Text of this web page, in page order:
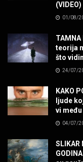
Miss
(VIDEO)
01/08/
TAMNA
teorija
što
24/07/
KAKO
ljude
vi
04/07/
SLIKAR